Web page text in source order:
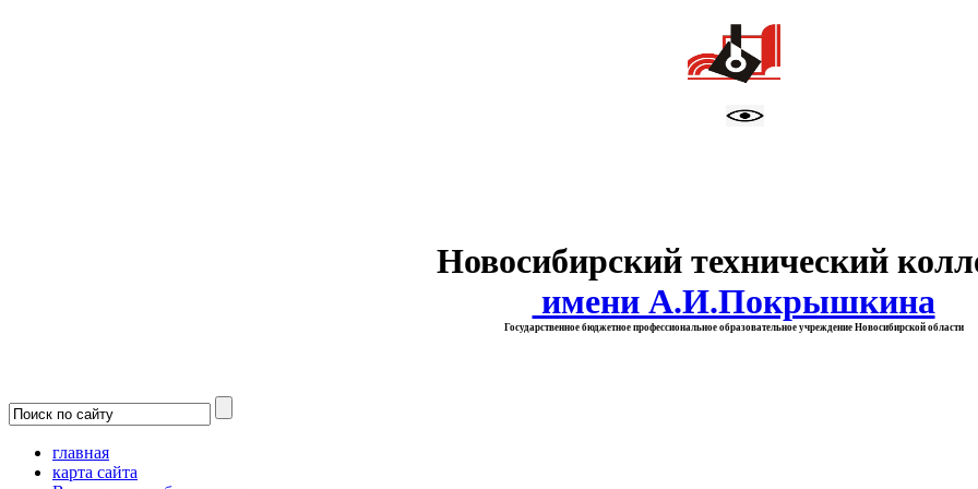
Новосибирский технический
имени А.И.Покрышкина
Государственное бюджетное профессиональное образовательное учреждение Новосибирской области
главная
карта сайта